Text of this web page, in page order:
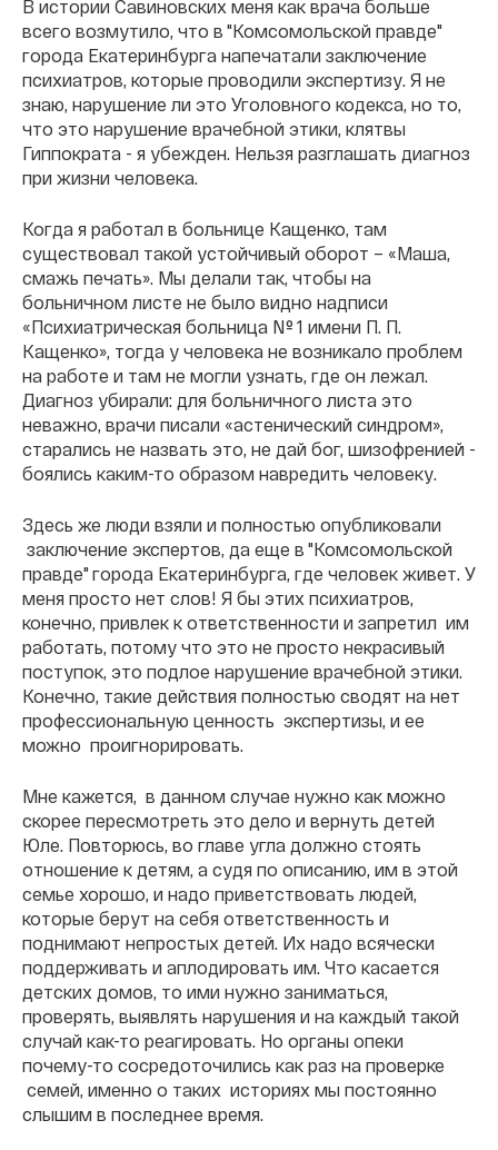
В истории Савиновских меня как врача больше
всего возмутило, что в "Комсомольской правде"
города Екатеринбурга напечатали заключение
психиатров, которые проводили экспертизу. Я не
знаю, нарушение ли это Уголовного кодекса, но то,
что это нарушение врачебной этики, клятвы
Гиппократа - я убежден. Нельзя разглашать диагноз
при жизни человека.
Когда я работал в больнице Кащенко, там
существовал такой устойчивый оборот – «Маша,
смажь печать». Мы делали так, чтобы на
больничном листе не было видно надписи
«Психиатрическая больница № 1 имени П. П.
Кащенко», тогда у человека не возникало проблем
на работе и там не могли узнать, где он лежал.
Диагноз убирали: для больничного листа это
неважно, врачи писали «астенический синдром»,
старались не назвать это, не дай бог, шизофренией -
боялись каким-то образом навредить человеку.
Здесь же люди взяли и полностью опубликовали
заключение экспертов, да еще в "Комсомольской
правде" города Екатеринбурга, где человек живет. У
меня просто нет слов! Я бы этих психиатров,
конечно, привлек к ответственности и запретил им
работать, потому что это не просто некрасивый
поступок, это подлое нарушение врачебной этики.
Конечно, такие действия полностью сводят на нет
профессиональную ценность экспертизы, и ее
можно проигнорировать.
Мне кажется, в данном случае нужно как можно
скорее пересмотреть это дело и вернуть детей
Юле. Повторюсь, во главе угла должно стоять
отношение к детям, а судя по описанию, им в этой
семье хорошо, и надо приветствовать людей,
которые берут на себя ответственность и
поднимают непростых детей. Их надо всячески
поддерживать и аплодировать им. Что касается
детских домов, то ими нужно заниматься,
проверять, выявлять нарушения и на каждый такой
случай как-то реагировать. Но органы опеки
почему-то сосредоточились как раз на проверке
семей, именно о таких историях мы постоянно
слышим в последнее время.